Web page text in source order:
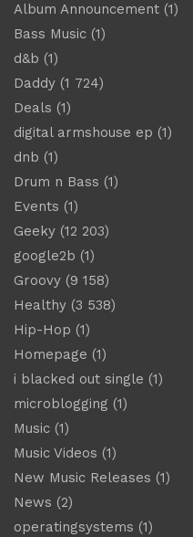
Album Announcement (1)
Bass Music (1)
d&b (1)
Daddy (1 724)
Deals (1)
digital armshouse ep (1)
dnb (1)
Drum n Bass (1)
Events (1)
Geeky (12 203)
google2b (1)
Groovy (9 158)
Healthy (3 538)
Hip-Hop (1)
Homepage (1)
i blacked out single (1)
microblogging (1)
Music (1)
Music Videos (1)
New Music Releases (1)
News (2)
operatingsystems (1)